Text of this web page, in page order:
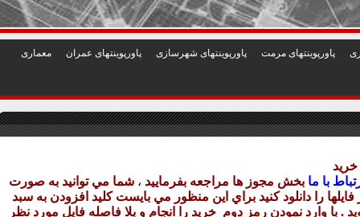
1 2 3 4 5